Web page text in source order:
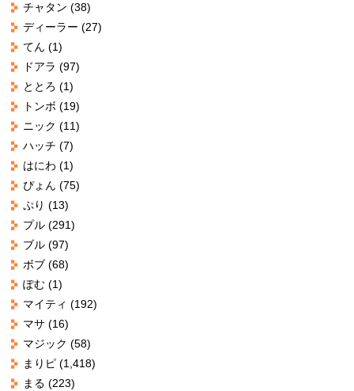
チャタン (38)
ディーラー (27)
てん (1)
ドアラ (97)
ととろ (1)
トンボ (19)
ニック (11)
ハッチ (7)
はにわ (1)
ぴょん (75)
ぷり (13)
プル(291)
ブル(97)
ボブ(68)
ぽむ(1)
マイティ (192)
マサ(16)
マジック (58)
まりピ(1,418)
まる (223)